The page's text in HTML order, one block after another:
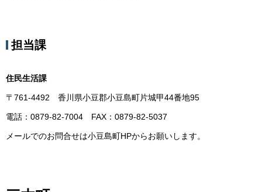
担当課
住民生活課
〒761-4492 香川県小豆郡小豆島町片城甲44番地95
電話：0879-82-7004 FAX：0879-82-5037
メールでのお問合せは小豆島町HPからお願いします。